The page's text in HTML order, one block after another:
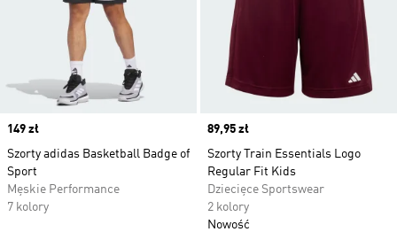
Price
149 zł
Szorty adidas Basketball Badge of
Sport
Męskie Performance
7 kolory
Price
89,95 zł
Szorty Train Essentials Logo
Regular Fit Kids
Dziecięce Sportswear
2 kolory
Nowość